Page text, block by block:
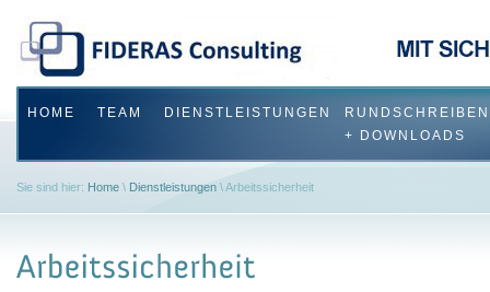
HOME TEAM DIENSTLEISTUNGEN
RUNDSCHREIBEN
+ DOWNLOADS
Sie sind hier: Home \ Dienstleistungen \ Arbeitssicherheit